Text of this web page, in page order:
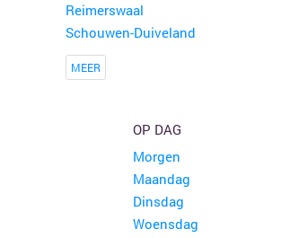
Reimerswaal
Schouwen-Duiveland
MEER
OP DAG
Morgen
Maandag
Dinsdag
Woensdag